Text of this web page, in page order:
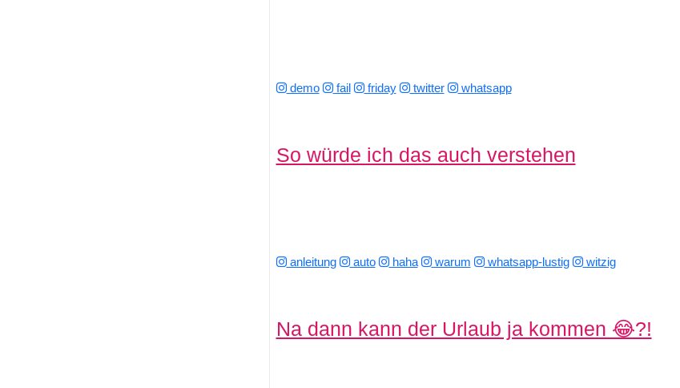
demo fail friday twitter whatsapp
So würde ich das auch verstehen
anleitung auto haha warum whatsapp-lustig witzig
Na dann kann der Urlaub ja kommen 😂?!